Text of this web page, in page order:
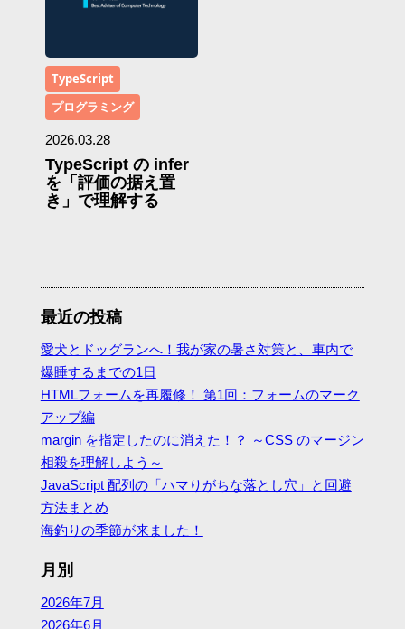
TypeScript
プログラミング
2026.03.28
TypeScript の infer
を「評価の据え置
き」で理解する
最近の投稿
愛犬とドッグランへ！我が家の暑さ対策と、車内で
爆睡するまでの1日
HTMLフォームを再履修！ 第1回：フォームのマーク
アップ編
margin を指定したのに消えた！？ ～CSS のマージン
相殺を理解しよう～
JavaScript 配列の「ハマりがちな落とし穴」と回避
方法まとめ
海釣りの季節が来ました！
月別
2026年7月
2026年6月